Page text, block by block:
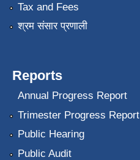
Tax and Fees
श्रम संसार प्रणाली
Reports
Annual Progress Report
Trimester Progress Report
Public Hearing
Public Audit